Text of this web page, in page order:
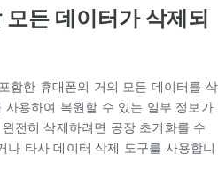
든 데이터가 삭제되
함한 휴대폰의 거의 모든 데이터를 삭
용하여 복원할 수 있는 일부 정보가
전히 삭제하려면 공장 초기화를 수
나 타사 데이터 삭제 도구를 사용합니